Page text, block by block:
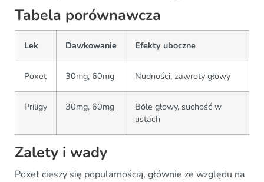
Tabela porównawcza
Lek Dawkowanie Efekty uboczne
Poxet 30mg, 60mg Nudności, zawroty głowy
Priligy 30mg, 60mg
Bóle głowy, suchość w
ustach
Zalety i wady
Poxet cieszy się popularnością, głównie ze względu na